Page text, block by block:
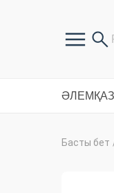
ӘЛЕМ
Басты бет